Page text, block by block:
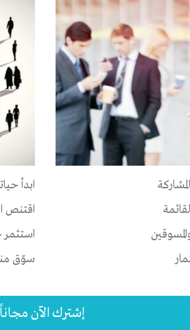
ابدأ
اقتنص
استثمر
سوّق
إشترك الآن مجاناً
منذ 7 سنوات عدد الاعضاء : 2 الأعضاء
المعلومات
القاهرة المعادي
تسويق